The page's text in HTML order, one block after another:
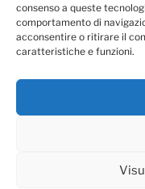
consenso a queste
comportamento di
acconsentire o ritirare il
caratteristiche e funzioni.